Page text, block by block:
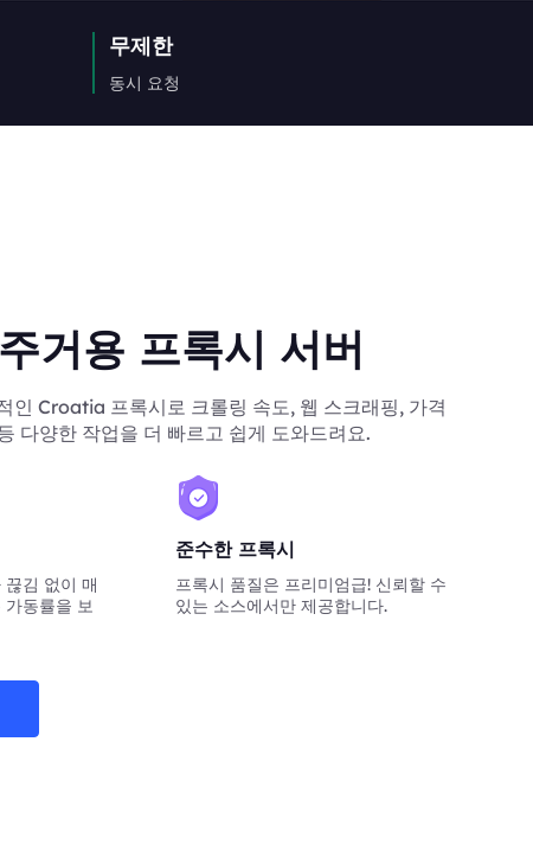
무제한
동시 요청
거용 프록시 서버
인 Croatia 프록시로 크롤링 속도, 웹 스크래핑, 가격
다양한 작업을 더 빠르고 쉽게 도와드려요.
김 없이 매
동률을 보
준수한 프록시
프록시 품질은 프리미엄급! 신뢰할 수
있는 소스에서만 제공합니다.